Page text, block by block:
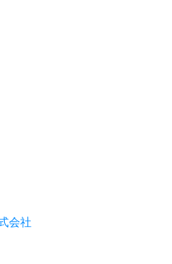
会社